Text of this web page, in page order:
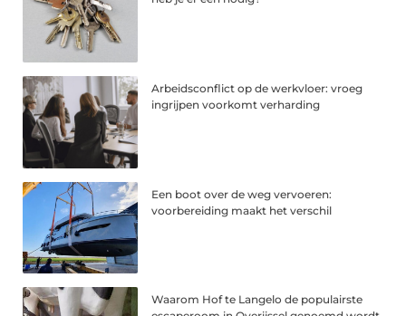
Arbeidsconflict op de werkvloer: vroeg
ingrijpen voorkomt verharding
Een boot over de weg vervoeren:
voorbereiding maakt het verschil
Waarom Hof te Langelo de populairste